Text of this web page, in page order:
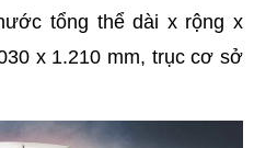
tổng thể dài x rộng x
x 1.210 mm, trục cơ sở